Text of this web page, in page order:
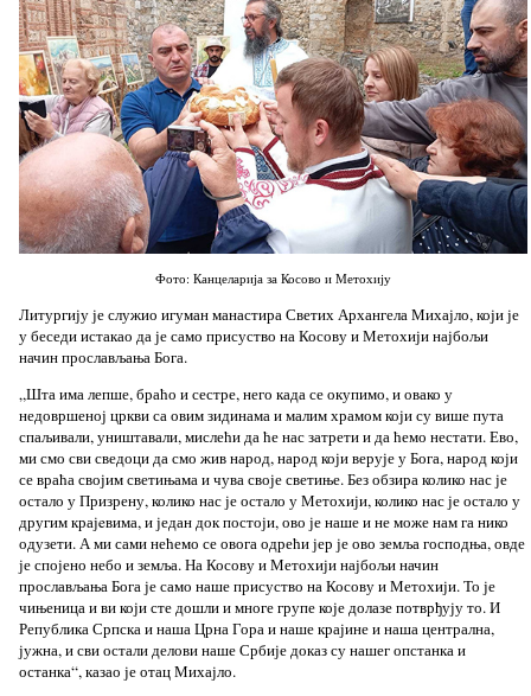
Фото: Канцеларија за Косово и Метохију
Литургију је служио игуман манастира Светих Архангела Михајло, који је
у беседи истакао да је само присуство на Косову и Метохији најбољи
начин прослављања Бога.
„Шта има лепше, браћо и сестре, него када се окупимо, и овако у
недовршеној цркви са овим зидинама и малим храмом који су више пута
спаљивали, уништавали, мислећи да ће нас затрети и да ћемо нестати. Ево,
ми смо сви сведоци да смо жив народ, народ који верује у Бога, народ који
се враћа својим светињама и чува своје светиње. Без обзира колико нас је
остало у Призрену, колико нас је остало у Метохији, колико нас је остало у
другим крајeвима, и један док постоји, ово је наше и не може нам га нико
одузети. А ми сами нећемо се овога одрећи јер је ово земља господња, овде
је спојено небо и земља. На Косову и Метохији најбољи начин
прослављања Бога је само наше присуство на Косову и Метохији. То је
чињеница и ви који сте дошли и многе групе које долазе потврђују то. И
Република Српска и наша Црна Гора и наше крајине и наша централна,
јужна, и сви остали делови наше Србије доказ су нашег опстанка и
останка“, казао је отац Михајло.